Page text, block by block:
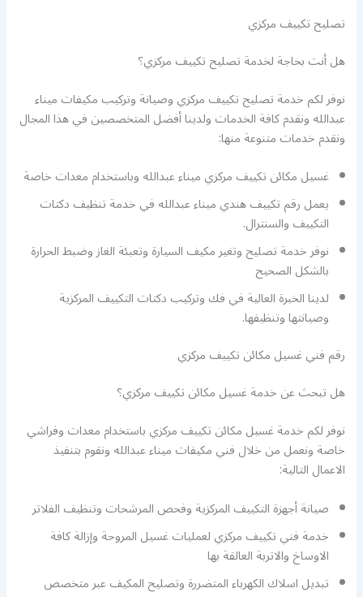
تصليح تكييف مركزي
هل أنت بحاجة لخدمة تصليح تكييف مركزي؟
نوفر لكم خدمة تصليح تكييف مركزي وصيانة وتركيب مكيفات ميناء
عبدالله ونقدم كافة الخدمات ولدينا أفضل المتخصصين في هذا المجال
ونقدم خدمات متنوعة منها:
غسيل مكائن تكييف مركزي ميناء عبدالله وباستخدام معدات خاصة
يعمل رقم تكييف هندي ميناء عبدالله في خدمة تنظيف دكتات
التكييف والسنترال.
نوفر خدمة تصليح وتغير مكيف السيارة وتعبئة الغاز وضبط الحرارة
بالشكل الصحيح
لدينا الخبرة العالية في فك وتركيب دكتات التكييف المركزية
وصيانتها وتنظيفها.
رقم فني غسيل مكائن تكييف مركزي
هل تبحث عن خدمة غسيل مكائن تكييف مركزي؟
نوفر لكم خدمة غسيل مكائن تكييف مركزي باستخدام معدات وفراشي
خاصة ونعمل من خلال فني مكيفات ميناء عبدالله ونقوم بتنفيذ
الاعمال التالية:
صيانة أجهزة التكييف المركزية وفحص المرشحات وتنظيف الفلاتر
خدمة فني تكييف مركزي لعمليات غسيل المروحة وإزالة كافة
الاوساخ والاتربة العالقة بها
تبديل اسلاك الكهرباء المتضررة وتصليح المكيف عبر متخصص